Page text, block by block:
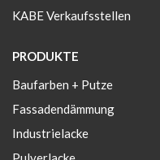
KABE Verkaufsstellen
PRODUKTE
Baufarben + Putze
Fassadendämmung
Industrielacke